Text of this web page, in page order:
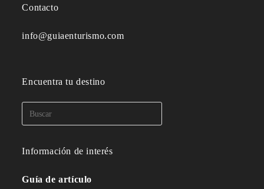
Contacto
info@guiaenturismo.com
Encuentra tu destino
Información de interés
Guía de artículo